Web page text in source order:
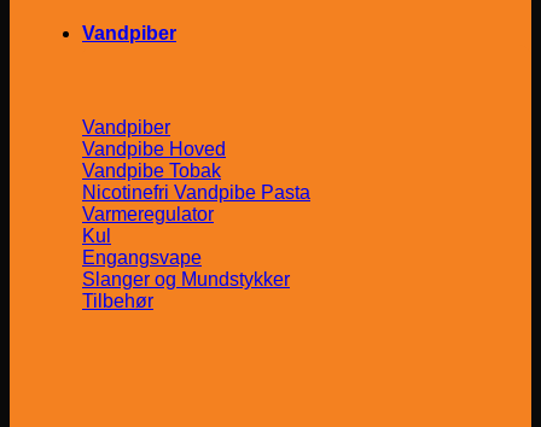
Vandpiber
Vandpiber
Vandpibe Hoved
Vandpibe Tobak
Nicotinefri Vandpibe Pasta
Varmeregulator
Kul
Engangsvape
Slanger og Mundstykker
Tilbehør